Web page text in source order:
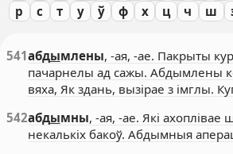
р
с т у ў ф х ц ч ш
541абдымлены, -ая, -ае. Пакрыты
пачарнелы ад сажы. Абдымлены
вяха, Як здань, вызірае з імглы.
542абдымны, -ая, -ае. Які ахоплівае
некалькіх бакоў. Абдымныя